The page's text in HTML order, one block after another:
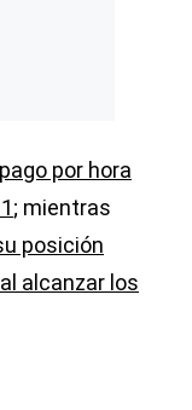
por hora
; mientras
posición
alcanzar los